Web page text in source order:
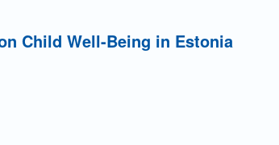
Child Well-Being in Estonia